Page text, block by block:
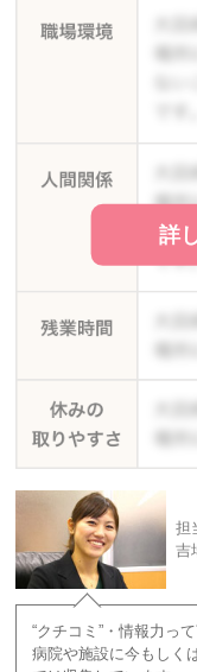
詳
担
吉
“クチコミ”・情報力っ
病院や施設に今もしく